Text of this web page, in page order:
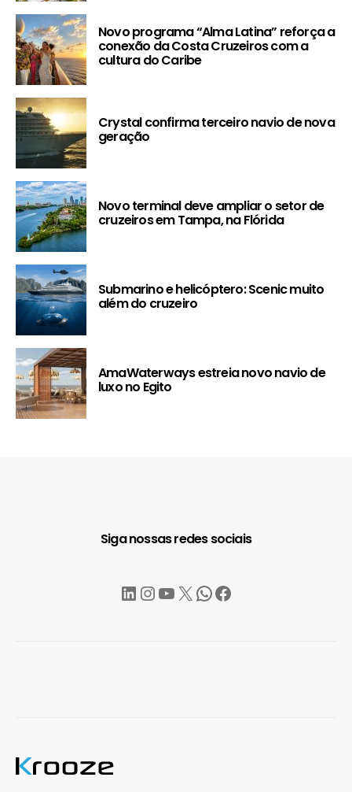
Novo programa “Alma Latina” reforça a
conexão da Costa Cruzeiros com a
cultura do Caribe
Crystal confirma terceiro navio de nova
geração
Novo terminal deve ampliar o setor de
cruzeiros em Tampa, na Flórida
Submarino e helicóptero: Scenic muito
além do cruzeiro
AmaWaterways estreia novo navio de
luxo no Egito
Siga nossas redes sociais
LinkedIn
Instagram
YouTube
X WhatsApp
Facebook